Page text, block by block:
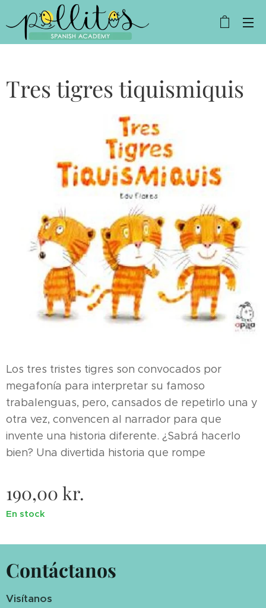
Tres tigres tiquismiquis
Los tres tristes tigres son convocados por
megafonía para interpretar su famoso
trabalenguas, pero, cansados de repetirlo una y
otra vez, convencen al narrador para que
invente una historia diferente. ¿Sabrá hacerlo
bien? Una divertida historia que rompe
190,00 kr.
En stock
Contáctanos
Visítanos